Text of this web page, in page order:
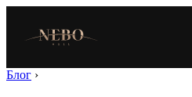
Блог ›